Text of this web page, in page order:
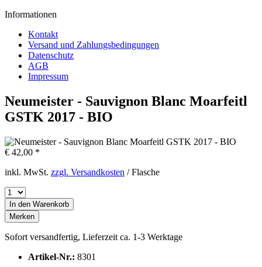
Informationen
Kontakt
Versand und Zahlungsbedingungen
Datenschutz
AGB
Impressum
Neumeister - Sauvignon Blanc Moarfeitl
GSTK 2017 - BIO
€ 42,00 *
inkl. MwSt. zzgl. Versandkosten / Flasche
In den Warenkorb
Merken
Sofort versandfertig, Lieferzeit ca. 1-3 Werktage
Artikel-Nr.: 8301